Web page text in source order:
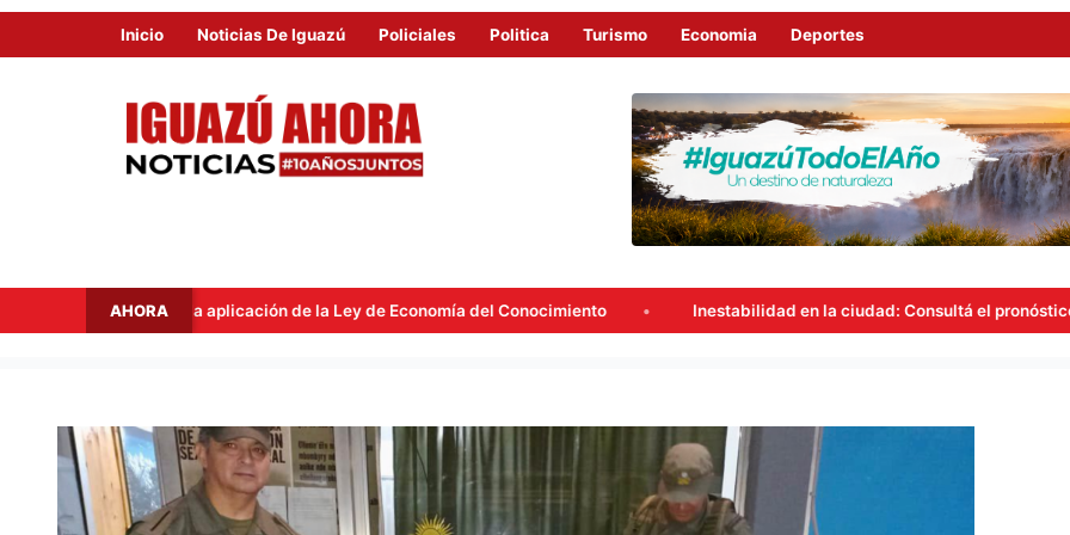
Inicio Noticias De Iguazú Policiales Politica Turismo Economia Deportes
AHORA
de la Ley de Economía del Conocimiento Inestabilidad en la ciudad: Consultá el pronóstico del tiempo en Iguazú
UN
CAN
ANTINARCÓTICOS